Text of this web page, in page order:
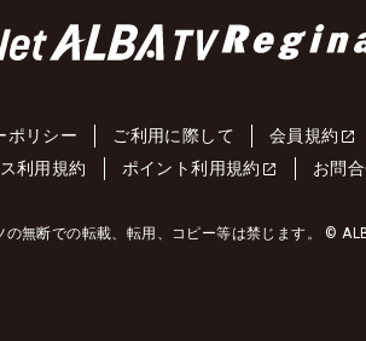
ポリシー ご利用に際して 会員規約
利用規約 ポイント利用規約 お問
の無断での転載、転用、コピー等は禁じます。 ©